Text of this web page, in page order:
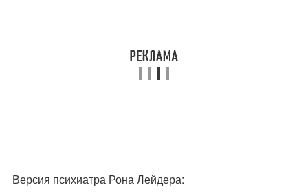
Версия психиатра Рона Лейдера: